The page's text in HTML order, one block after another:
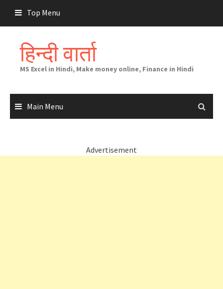
content
Top Menu
हिन्दी वार्ता
MS Excel in Hindi, Make money online, Finance in Hindi
Main Menu
Advertisement